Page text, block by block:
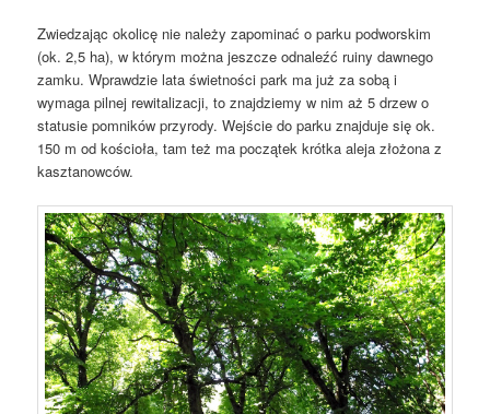
Zwiedzając okolicę nie należy zapominać o parku podworskim
(ok. 2,5 ha), w którym można jeszcze odnaleźć ruiny dawnego
zamku. Wprawdzie lata świetności park ma już za sobą i
wymaga pilnej rewitalizacji, to znajdziemy w nim aż 5 drzew o
statusie pomników przyrody. Wejście do parku znajduje się ok.
150 m od kościoła, tam też ma początek krótka aleja złożona z
kasztanowców.